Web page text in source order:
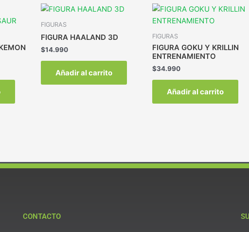
FIGURAS
FIGURA HAALAND 3D
$14.990
Añadir al carrito
FIGURAS
FIGURA GOKU Y KRILLIN
ENTRENAMIENTO
$34.990
Añadir al carrito
CONTACTO